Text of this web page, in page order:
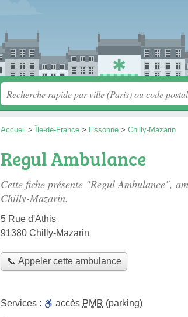
Accueil > Île-de-France > Essonne > Chilly-Mazarin
Regul Ambulance
Cette fiche présente "Regul Ambulance",
Chilly-Mazarin.
5 Rue d'Athis
91380 Chilly-Mazarin
📞 Appeler cette ambulance
Services : accès PMR (parking)